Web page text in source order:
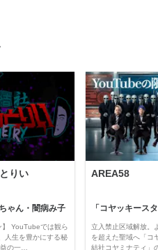
りい
ゃん・闇病み子
】 YouTubeでは観ら
人生を豊かにする秘
の一…
AREA58
立入禁止区域解放。
を超えた聖域へ「コ
結社コヤミナティ」